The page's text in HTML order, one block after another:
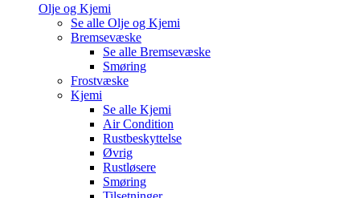
Olje og Kjemi
Se alle Olje og Kjemi
Bremsevæske
Se alle Bremsevæske
Smøring
Frostvæske
Kjemi
Se alle Kjemi
Air Condition
Rustbeskyttelse
Øvrig
Rustløsere
Smøring